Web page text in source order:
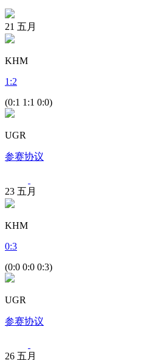
21 五月
KHM
1 :2
(0:1 1:1 0:0)
UGR
参赛协议
23 五月
KHM
0:3
(0:0 0:0 0:3)
UGR
参赛协议
26 五月